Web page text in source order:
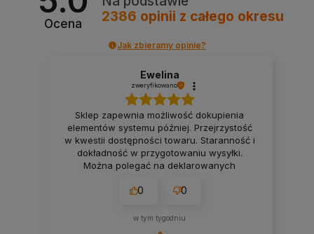
Ocena
2386 opinii z całego okresu
Jak zbieramy opinie?
Ewelina
zweryfikowano
Sklep zapewnia możliwość dokupienia
elementów systemu później. Przejrzystość
w kwestii dostępności towaru. Staranność i
dokładność w przygotowaniu wysyłki.
Można polegać na deklarowanych
polegać przy realizacji projektu smart
0 0
w tym tygodniu